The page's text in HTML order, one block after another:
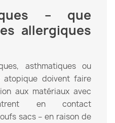
– que
allergiques
asthmatiques ou
doivent faire
aux matériaux avec
en contact
sacs – en raison de